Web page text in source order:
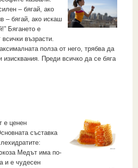
– бягай, ако
– бягай, ако искаш
Бягането е
възрасти.
полза от него, трябва да
изисквания. Преди всичко да се бяга
е ценен
съставка
Медът има по-
и е чудесен